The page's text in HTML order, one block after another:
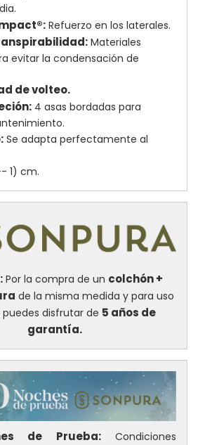
Refuerzo en los laterales.
Materiales
evitar la condensación de
de volteo.
4 asas bordadas para
Se adapta perfectamente al
1) cm.
Por la compra de un colchón +
de la misma medida y para uso
disfrutar de 5 años de
garantía.
de Prueba:Condiciones